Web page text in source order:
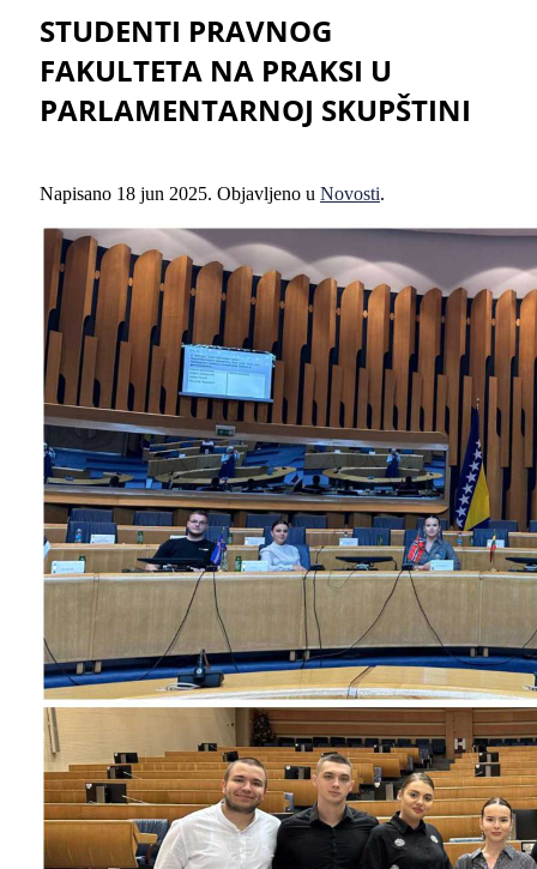
STUDENTI PRAVNOG
FAKULTETA NA PRAKSI U
PARLAMENTARNOJ SKUPŠTINI
Napisano 18 jun 2025. Objavljeno u Novosti.